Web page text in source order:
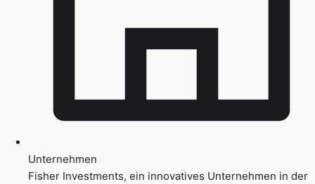
Unternehmen
Fisher Investments, ein innovatives Unternehmen in der